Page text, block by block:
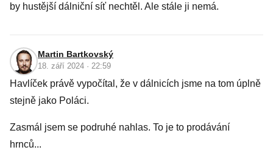
by hustější dálniční síť nechtěl. Ale stále ji nemá.
Martin Bartkovský
18. září 2024 · 22:59
Havlíček právě vypočítal, že v dálnicích jsme na tom úplně
stejně jako Poláci.
Zasmál jsem se podruhé nahlas. To je to prodávání
hrnců...